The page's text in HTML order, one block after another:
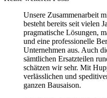
Unsere Zusammenarbeit
besteht bereits seit vielen
pragmatische Lösungen,
und eine professionelle
Unternehmen aus. Auch
sämtlichen Ersatzteilen
schätzen wir sehr. Mit
verlässlichen und
ganzen Bausaison.